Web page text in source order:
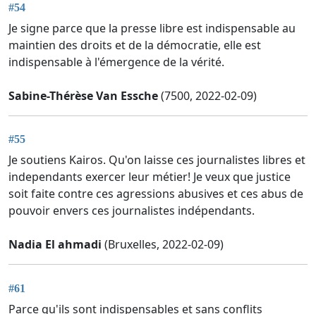
#54
Je signe parce que la presse libre est indispensable au
maintien des droits et de la démocratie, elle est
indispensable à l'émergence de la vérité.
Sabine-Thérèse Van Essche(7500, 2022-02-09)
#55
Je soutiens Kairos. Qu'on laisse ces journalistes libres et
independants exercer leur métier! Je veux que justice
soit faite contre ces agressions abusives et ces abus de
pouvoir envers ces journalistes indépendants.
Nadia El ahmadi (Bruxelles, 2022-02-09)
#61
Parce qu'ils sont indispensables et sans conflits